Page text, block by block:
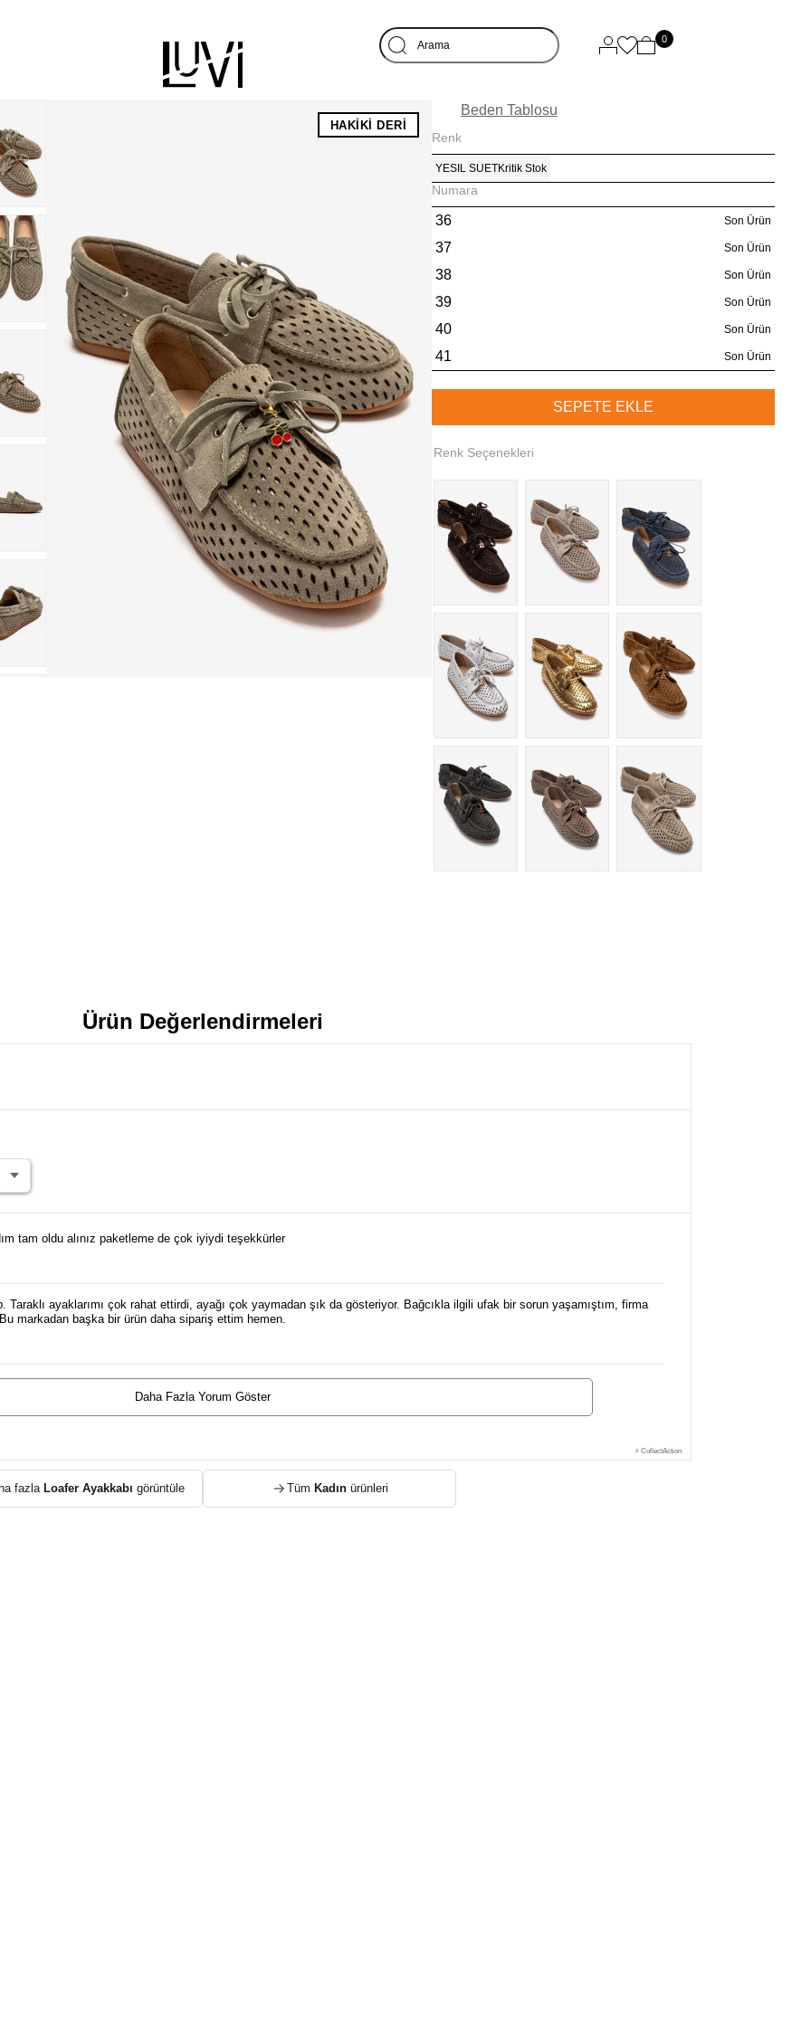
0
HAKIKI DERI
Beden Tablosu
Renk
YESIL SUETKritik Stok
Numara
36 Son Ürün
37 Son Ürün
38 Son Ürün
39 Son Ürün
40 Son Ürün
41 Son Ürün
Renk Seçenekleri
Ürün Değerlendirmeleri
tam oldu alınız paketleme de çok iyiydi teşekkürler
Taraklı ayaklarımı çok rahat ettirdi, ayağı çok yaymadan şık da gösteriyor. Bağcıkla ilgili ufak bir sorun yaşamıştım, firma
markadan başka bir ürün daha sipariş ettim hemen.
Daha Fazla Yorum Göster
⚡ CollectAction
fazla Loafer Ayakkabı görüntüle Tüm Kadın ürünleri